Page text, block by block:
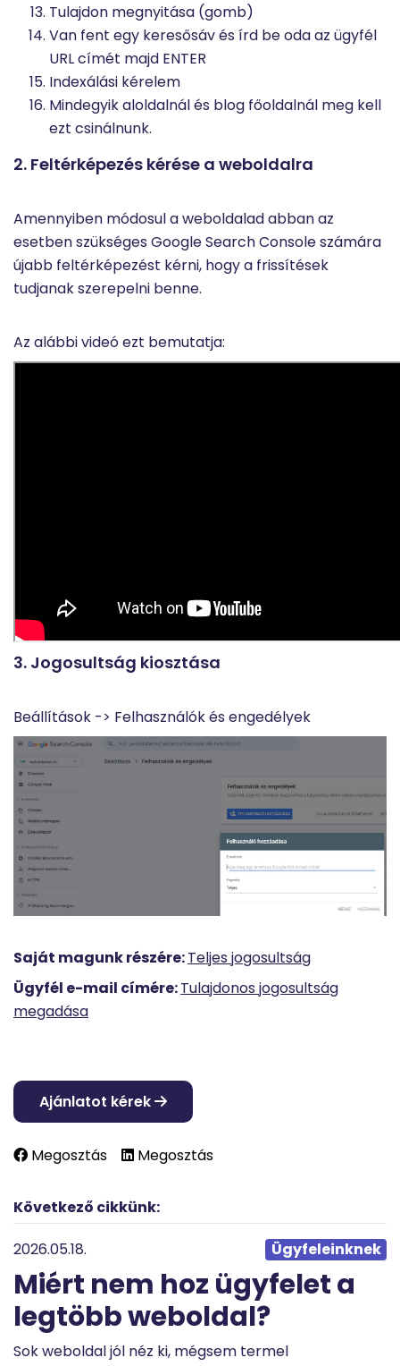
Tulajdon megnyitása (gomb)
Van fent egy keresősáv és írd be oda az ügyfél
URL címét majd ENTER
Indexálási kérelem
Mindegyik aloldalnál és blog főoldalnál meg kell
ezt csinálnunk.
2. Feltérképezés kérése a weboldalra
Amennyiben módosul a weboldalad abban az
esetben szükséges Google Search Console számára
újabb feltérképezést kérni, hogy a frissítések
tudjanak szerepelni benne.
Az alábbi videó ezt bemutatja:
3. Jogosultság kiosztása
Beállítások -> Felhasználók és engedélyek
Saját magunk részére:Teljes jogosultság
Ügyfél e-mail címére:Tulajdonos jogosultság
megadása
Ajánlatot kérek
Megosztás Megosztás
Következő cikkünk:
2026.05.18. Ügyfeleinknek
Miért nem hoz ügyfelet a
legtöbb weboldal?
Sok weboldal jól néz ki, mégsem termel